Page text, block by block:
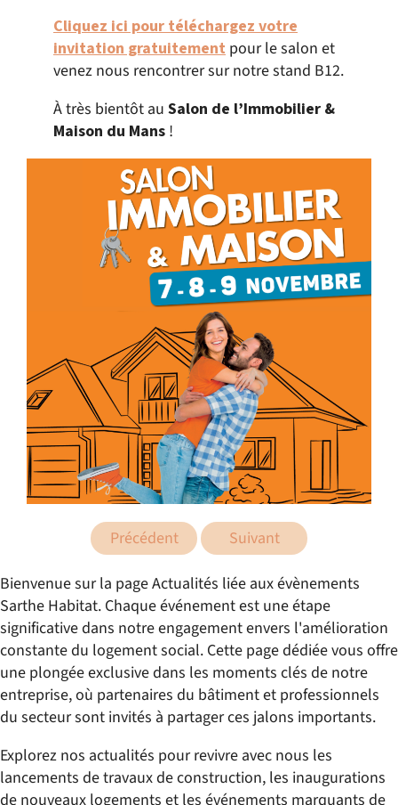
Cliquez ici pour téléchargez votre
invitation gratuitement pour le salon et
venez nous rencontrer sur notre stand B12.
À très bientôt au Salon de l’Immobilier &
Maison du Mans !
Précédent Suivant
Bienvenue sur la page Actualités liée aux évènements
Sarthe Habitat. Chaque événement est une étape
significative dans notre engagement envers l'amélioration
constante du logement social. Cette page dédiée vous offre
une plongée exclusive dans les moments clés de notre
entreprise, où partenaires du bâtiment et professionnels
du secteur sont invités à partager ces jalons importants.
Explorez nos actualités pour revivre avec nous les
lancements de travaux de construction, les inaugurations
de nouveaux logements et les événements marquants de